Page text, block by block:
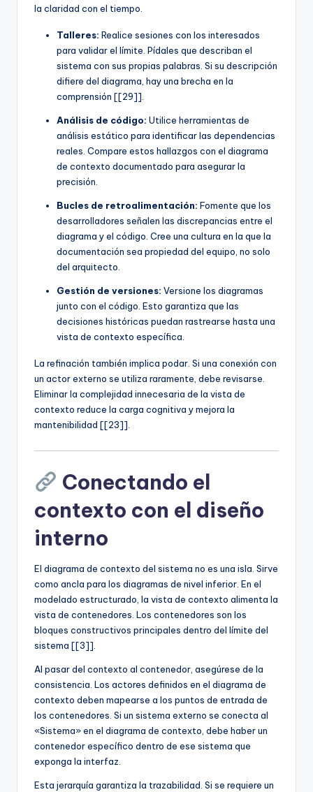
la claridad con el tiempo.
Talleres: Realice sesiones con los interesados
para validar el límite. Pídales que describan el
sistema con sus propias palabras. Si su descripción
difiere del diagrama, hay una brecha en la
comprensión [[29]].
Análisis de código: Utilice herramientas de
análisis estático para identificar las dependencias
reales. Compare estos hallazgos con el diagrama
de contexto documentado para asegurar la
precisión.
Bucles de retroalimentación: Fomente que los
desarrolladores señalen las discrepancias entre el
diagrama y el código. Cree una cultura en la que la
documentación sea propiedad del equipo, no solo
del arquitecto.
Gestión de versiones: Versione los diagramas
junto con el código. Esto garantiza que las
decisiones históricas puedan rastrearse hasta una
vista de contexto específica.
La refinación también implica podar. Si una conexión con
un actor externo se utiliza raramente, debe revisarse.
Eliminar la complejidad innecesaria de la vista de
contexto reduce la carga cognitiva y mejora la
mantenibilidad [[23]].
Conectando el
contexto con el diseño
interno
El diagrama de contexto del sistema no es una isla. Sirve
como ancla para los diagramas de nivel inferior. En el
modelado estructurado, la vista de contexto alimenta la
vista de contenedores. Los contenedores son los
bloques constructivos principales dentro del límite del
sistema [[3]].
Al pasar del contexto al contenedor, asegúrese de la
consistencia. Los actores definidos en el diagrama de
contexto deben mapearse a los puntos de entrada de
los contenedores. Si un sistema externo se conecta al
«Sistema» en el diagrama de contexto, debe haber un
contenedor específico dentro de ese sistema que
exponga la interfaz.
Esta jerarquía garantiza la trazabilidad. Si se requiere un